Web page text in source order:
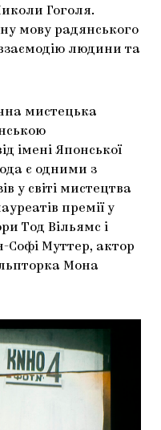
Гоголя.
мову радянського
людини та
мистецька
імені Японської
є одними з
у світі мистецтва
премії у
Тод Вільямс і
Софі Муттер, актор
Мона